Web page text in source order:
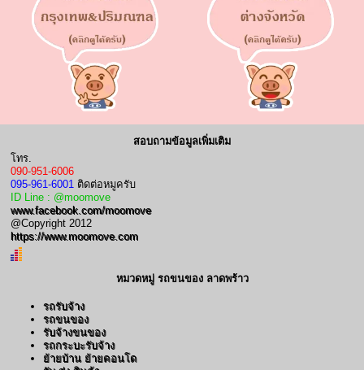
สอบถามข้อมูลเพิ่มเติม
โทร.
090-951-6006
095-961-6001 ติดต่อหมูครับ
ID Line : @moomove
www.facebook.com/moomove
@Copyright 2012
https://www.moomove.com
หมวดหมู่ รถขนของ ลาดพร้าว
รถรับจ้าง
รถขนของ
รับจ้างขนของ
รถกระบะรับจ้าง
ย้ายบ้าน ย้ายคอนโด